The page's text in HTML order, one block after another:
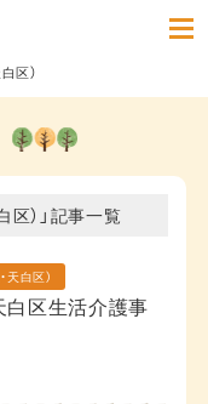
区）
区）」記事一覧
白区）
区生活介護事